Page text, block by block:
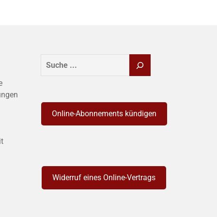
SUCHEN
Online-Abonnements kündigen
Widerruf eines Online-Vertrags